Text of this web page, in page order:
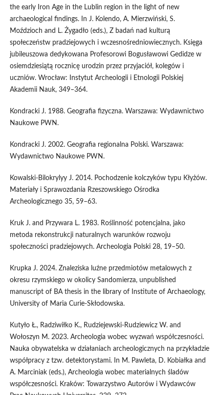
the early Iron Age in the Lublin region in the light of new
archaeological findings. In J. Kolendo, A. Mierzwiński, S.
Moździoch and L. Żygadło (eds.), Z badań nad kulturą
społeczeństw pradziejowych i wczesnośredniowiecznych. Księga
jubileuszowa dedykowana Profesorowi Bogusławowi Gedidze w
osiemdziesiątą rocznicę urodzin przez przyjaciół, kolegów i
uczniów. Wrocław: Instytut Archeologii i Etnologii Polskiej
Akademii Nauk, 349–364.
Kondracki J. 1988. Geografia fizyczna. Warszawa: Wydawnictwo
Naukowe PWN.
Kondracki J. 2002. Geografia regionalna Polski. Warszawa:
Wydawnictwo Naukowe PWN.
Kowalski-Bilokrylyy J. 2014. Pochodzenie kolczyków typu Kłyżów.
Materiały i Sprawozdania Rzeszowskiego Ośrodka
Archeologicznego 35, 59–63.
Kruk J. and Przywara L. 1983. Roślinność potencjalna, jako
metoda rekonstrukcji naturalnych warunków rozwoju
społeczności pradziejowych. Archeologia Polski 28, 19–50.
Krupka J. 2024. Znaleziska luźne przedmiotów metalowych z
okresu rzymskiego w okolicy Sandomierza, unpublished
manuscript of BA thesis in the library of Institute of Archaeology,
University of Maria Curie-Skłodowska.
Kutyło Ł., Radziwiłko K., Rudziejewski-Rudziewicz W. and
Wołoszyn M. 2023. Archeologia wobec wyzwań współczesności.
Nauka obywatelska w działaniach archeologicznych na przykładzie
współpracy z tzw. detektorystami. In M. Pawleta, D. Kobiałka and
A. Marciniak (eds.), Archeologia wobec materialnych śladów
współczesności. Kraków: Towarzystwo Autorów i Wydawców